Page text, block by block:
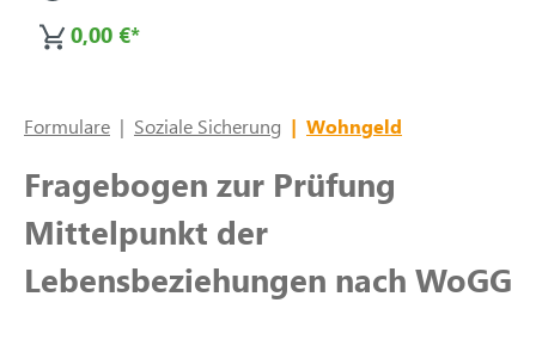
0,00 €*
Formulare | Soziale Sicherung | Wohngeld
Fragebogen zur Prüfung
Mittelpunkt der
Lebensbeziehungen nach WoGG